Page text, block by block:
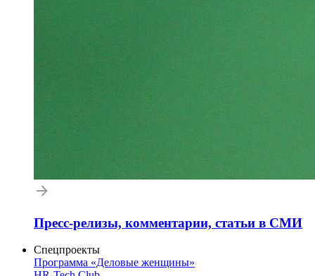
Пресс-релизы, комментарии, статьи в СМИ
Спецпроекты
Программа «Деловые женщины»